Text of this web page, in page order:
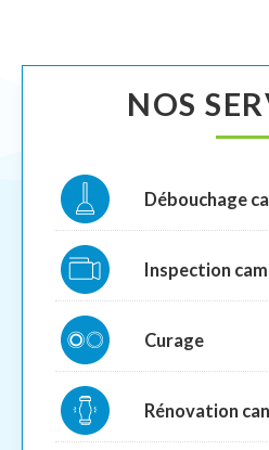
NOS
Débouchage
Inspection
Curage
Rénovation